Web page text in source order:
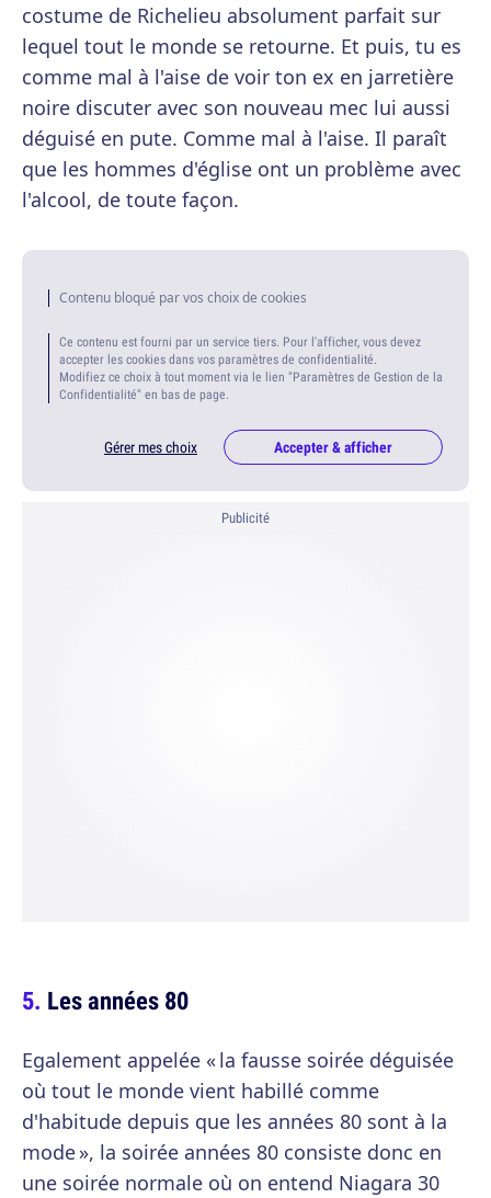
costume de Richelieu absolument parfait sur
lequel tout le monde se retourne. Et puis, tu es
comme mal à l'aise de voir ton ex en jarretière
noire discuter avec son nouveau mec lui aussi
déguisé en pute. Comme mal à l'aise. Il paraît
que les hommes d'église ont un problème avec
l'alcool, de toute façon.
Contenu bloqué par vos choix de cookies
Ce contenu est fourni par un service tiers. Pour l'afficher, vous devez
accepter les cookies dans vos paramètres de confidentialité.
Modifiez ce choix à tout moment via le lien "Paramètres de Gestion de la
Confidentialité" en bas de page.
Gérer mes choix Accepter & afficher
Publicité
Les années 80
Egalement appelée « la fausse soirée déguisée
où tout le monde vient habillé comme
d'habitude depuis que les années 80 sont à la
mode », la soirée années 80 consiste donc en
une soirée normale où on entend Niagara 30